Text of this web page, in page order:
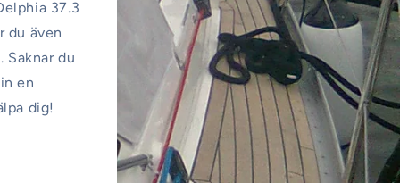
37.3
du även
du
en
dig!